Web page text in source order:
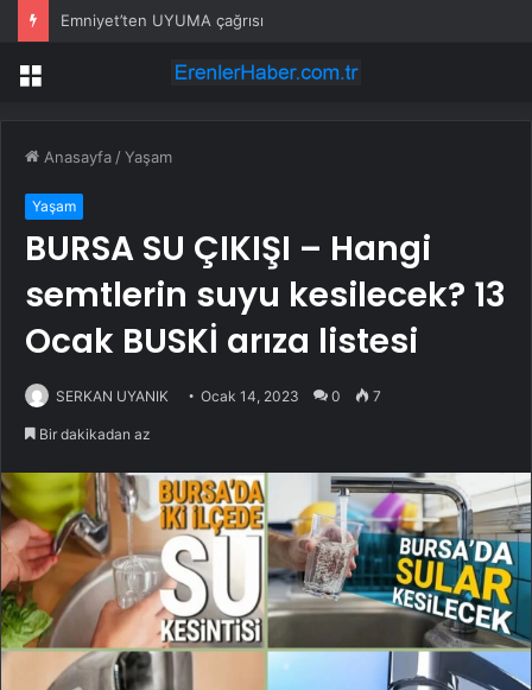
Emniyet’ten UYUMA çağrısı
Menü
Anasayfa /Yaşam
Yaşam
BURSA SU ÇIKIŞI – Hangi
semtlerin suyu kesilecek? 13
Ocak BUSKİ arıza listesi
SERKAN UYANIK Ocak 14, 2023 0 7
Bir dakikadan az